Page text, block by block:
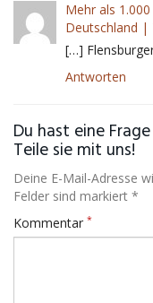
Mehr als
Deutschland |
[…]
Antworten
Du hast eine
Teile sie mit uns!
Deine E-Mail-Adresse
Felder sind markiert *
Kommentar *